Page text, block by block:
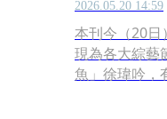
2026.05.20 14:59
本刊今（20日
現為各大綜藝
魚」徐瑋吟，